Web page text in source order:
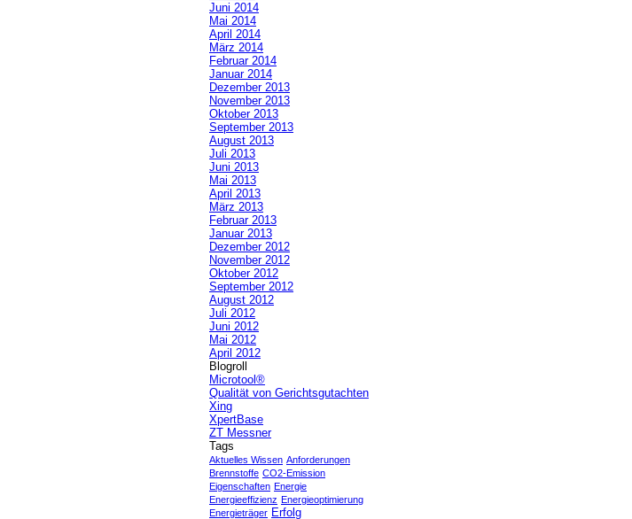
Juni 2014
Mai 2014
April 2014
März 2014
Februar 2014
Januar 2014
Dezember 2013
November 2013
Oktober 2013
September 2013
August 2013
Juli 2013
Juni 2013
Mai 2013
April 2013
März 2013
Februar 2013
Januar 2013
Dezember 2012
November 2012
Oktober 2012
September 2012
August 2012
Juli 2012
Juni 2012
Mai 2012
April 2012
Blogroll
Microtool®
Qualität von Gerichtsgutachten
Xing
XpertBase
ZT Messner
Tags
Aktuelles Wissen Anforderungen
Brennstoffe CO2-Emission
Eigenschaften Energie
Energieeffizienz Energieoptimierung
Energieträger Erfolg